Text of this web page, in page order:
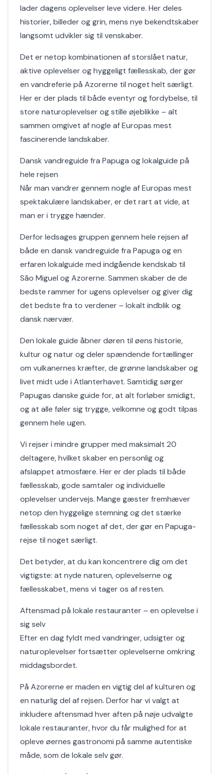
lader dagens oplevelser leve videre. Her deles
historier, billeder og grin, mens nye bekendtskaber
langsomt udvikler sig til venskaber.
Det er netop kombinationen af storslået natur,
aktive oplevelser og hyggeligt fællesskab, der gør
en vandreferie på Azorerne til noget helt særligt.
Her er der plads til både eventyr og fordybelse, til
store naturoplevelser og stille øjeblikke – alt
sammen omgivet af nogle af Europas mest
fascinerende landskaber.
Dansk vandreguide fra Papuga og lokalguide på
hele rejsen
Når man vandrer gennem nogle af Europas mest
spektakulære landskaber, er det rart at vide, at
man er i trygge hænder.
Derfor ledsages gruppen gennem hele rejsen af
både en dansk vandreguide fra Papuga og en
erfaren lokalguide med indgående kendskab til
São Miguel og Azorerne. Sammen skaber de de
bedste rammer for ugens oplevelser og giver dig
det bedste fra to verdener – lokalt indblik og
dansk nærvær.
Den lokale guide åbner døren til øens historie,
kultur og natur og deler spændende fortællinger
om vulkanernes kræfter, de grønne landskaber og
livet midt ude i Atlanterhavet. Samtidig sørger
Papugas danske guide for, at alt forløber smidigt,
og at alle føler sig trygge, velkomne og godt tilpas
gennem hele ugen.
Vi rejser i mindre grupper med maksimalt 20
deltagere, hvilket skaber en personlig og
afslappet atmosfære. Her er der plads til både
fællesskab, gode samtaler og individuelle
oplevelser undervejs. Mange gæster fremhæver
netop den hyggelige stemning og det stærke
fællesskab som noget af det, der gør en Papuga-
rejse til noget særligt.
Det betyder, at du kan koncentrere dig om det
vigtigste: at nyde naturen, oplevelserne og
fællesskabet, mens vi tager os af resten.
Aftensmad på lokale restauranter – en oplevelse i
sig selv
Efter en dag fyldt med vandringer, udsigter og
naturoplevelser fortsætter oplevelserne omkring
middagsbordet.
På Azorerne er maden en vigtig del af kulturen og
en naturlig del af rejsen. Derfor har vi valgt at
inkludere aftensmad hver aften på nøje udvalgte
lokale restauranter, hvor du får mulighed for at
opleve øernes gastronomi på samme autentiske
måde, som de lokale selv gør.